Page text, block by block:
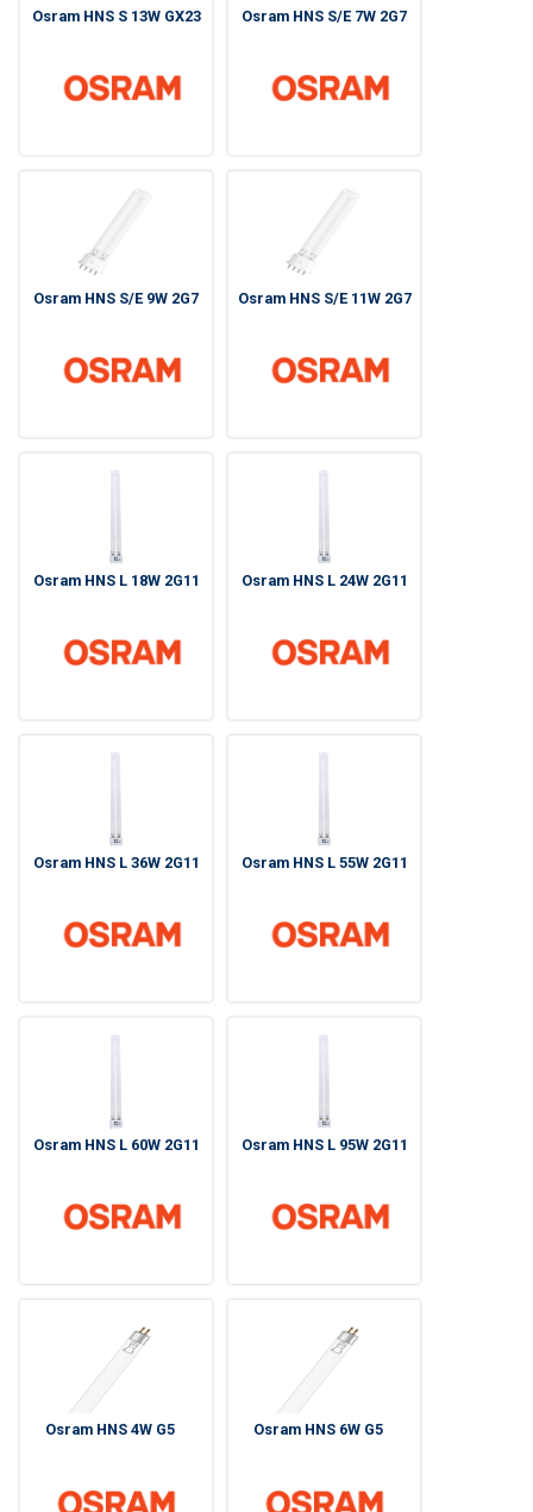
Osram HNS S 13W GX23 Osram HNS S/E 7W 2G7
Osram HNS S/E 9W 2G7 Osram HNS S/E 11W 2G7
Osram HNS L 18W 2G11 Osram HNS L 24W 2G11
Osram HNS L 36W 2G11 Osram HNS L 55W 2G11
Osram HNS L 60W 2G11 Osram HNS L 95W 2G11
Osram HNS 4W G5 Osram HNS 6W G5